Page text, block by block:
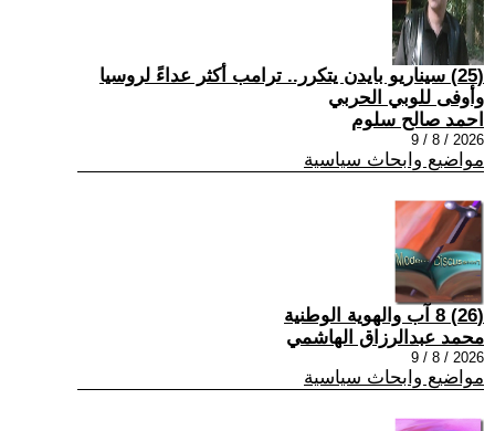
(25) سيناريو بايدن يتكرر.. ترامب أكثر عداءً لروسيا
وأوفى للوبي الحربي
احمد صالح سلوم
2026 / 8 / 9
مواضيع وابحاث سياسية
(26) 8 آب والهوية الوطنية
محمد عبدالرزاق الهاشمي
2026 / 8 / 9
مواضيع وابحاث سياسية